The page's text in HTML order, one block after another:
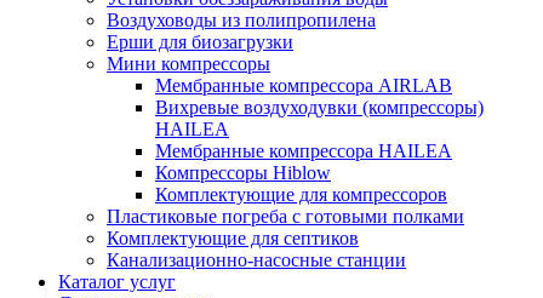
Воздуховоды из полипропилена
Ерши для биозагрузки
Мини компрессоры
Мембранные компрессора AIRLAB
Вихревые воздуходувки (компрессоры)
HAILEA
Мембранные компрессора HAILEA
Компрессоры Hiblow
Комплектующие для компрессоров
Пластиковые погреба с готовыми полками
Комплектующие для септиков
Канализационно-насосные станции
Каталог услуг